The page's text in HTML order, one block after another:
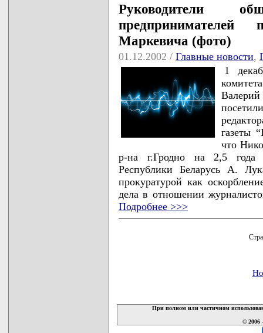
Руководители
предпринимателей
Маркевича (фото)
01.12.2002 / Главные новости,
1
газеты
что
р-на г.Гродно на 2,5 года
Республики Беларусь А.
прокуратурой как
дела в отношении
Подробнее >>>
При полном или частичном
© 2006